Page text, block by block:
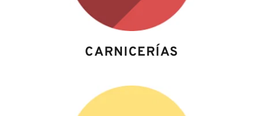
CARNICERÍAS